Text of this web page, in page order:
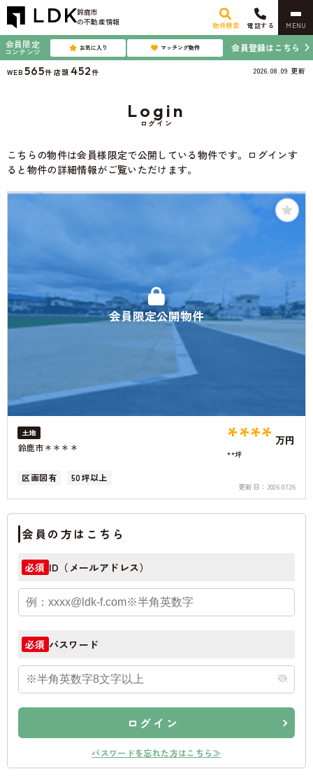
鈴鹿市
の不動産情報
物件検索 電話する MENU
会員限定
コンテンツ お気に入り マッチング物件 会員登録はこちら
WEB 565件 店頭 452件 2026.08.09 更新
ログイン
Login
こちらの物件は会員様限定で公開している物件です。ログインす
ると物件の詳細情報がご覧いただけます。
会員限定公開物件
土地
鈴鹿市＊＊＊＊ **** 万円
**坪
区画図有 50坪以上
更新日： 2026.07.26
会員の方はこちら
必須 ID（メールアドレス）
必須 パスワード
ログイン
パスワードを忘れた方はこちら≫